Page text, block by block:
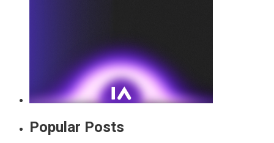
Popular Posts